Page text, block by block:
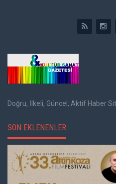
Doğru, İlkeli, Güncel, Aktif Haber
SON EKLENENLER